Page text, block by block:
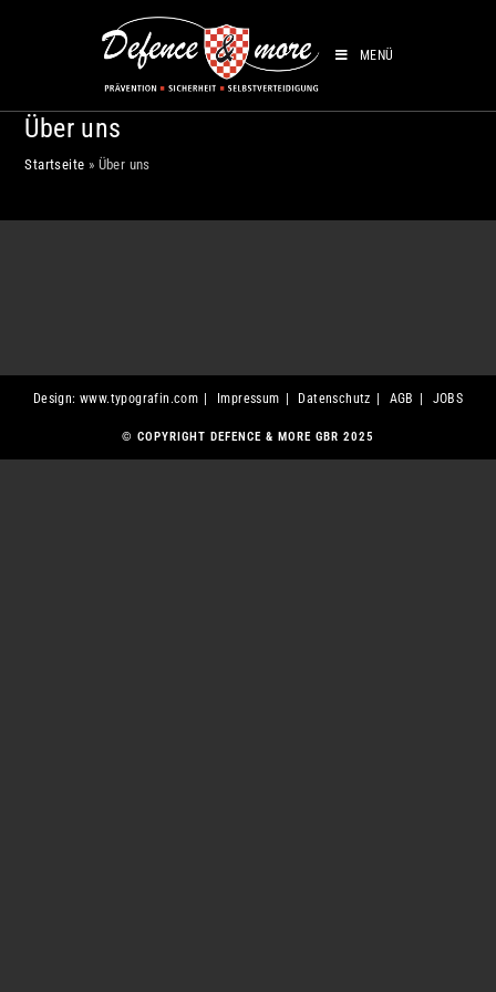
MENÜ
Über uns
Startseite » Über uns
Design: www.typografin.com Impressum Datenschutz AGB JOBS
© COPYRIGHT DEFENCE & MORE GBR 2025